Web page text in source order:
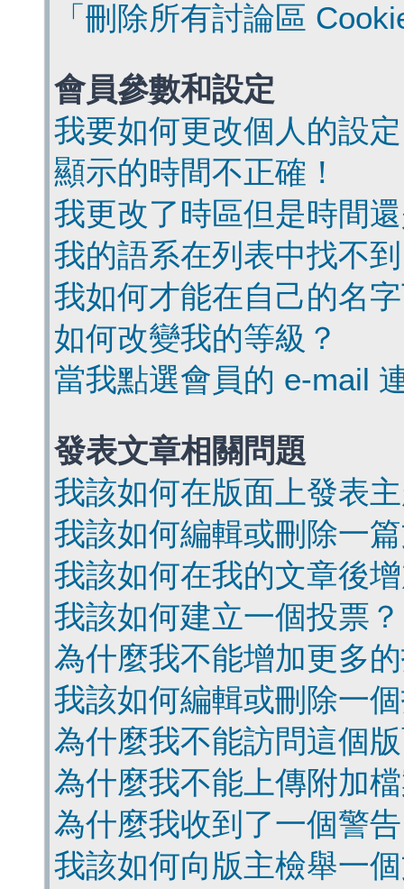
「刪除所有討論區
會員參數和設定
我要如何更改個人的設
顯示的時間不正確！
我更改了時區但是時間
我的語系在列表中找不
我如何才能在自己的名
如何改變我的等級？
當我點選會員的 e-mail
發表文章相關問題
我該如何在版面上發表
我該如何編輯或刪除一
我該如何在我的文章後
我該如何建立一個投票？
為什麼我不能增加更多
我該如何編輯或刪除一
為什麼我不能訪問這個
為什麼我不能上傳附加
為什麼我收到了一個警
我該如何向版主檢舉一